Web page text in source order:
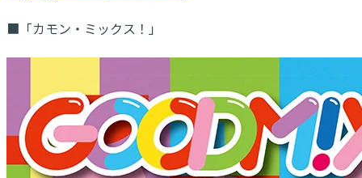
■「カモン・ミックス！」